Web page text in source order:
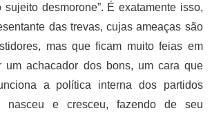
desmorone”. É exatamente isso,
das trevas, cujas ameaças são
mas que ficam muito feias em
um achacador dos bons, um cara que
a política interna dos partidos
nasceu e cresceu, fazendo de seu